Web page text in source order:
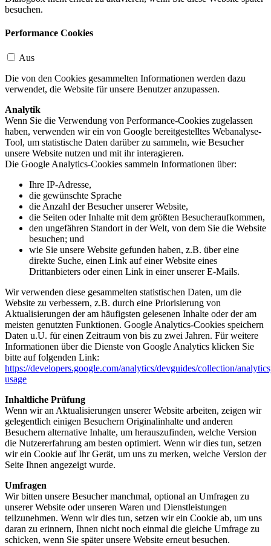
besuchen.
Performance Cookies
Aus
Die von den Cookies gesammelten Informationen werden dazu
verwendet, die Website für unsere Benutzer anzupassen.
Analytik
Wenn Sie die Verwendung von Performance-Cookies zugelassen
haben, verwenden wir ein von Google bereitgestelltes Webanalyse-
Tool, um statistische Daten darüber zu sammeln, wie Besucher
unsere Website nutzen und mit ihr interagieren.
Die Google Analytics-Cookies sammeln Informationen über:
Ihre IP-Adresse,
die gewünschte Sprache
die Anzahl der Besucher unserer Website,
die Seiten oder Inhalte mit dem größten Besucheraufkommen,
den ungefähren Standort in der Welt, von dem Sie die Website
besuchen; und
wie Sie unsere Website gefunden haben, z.B. über eine
direkte Suche, einen Link auf einer Website eines
Drittanbieters oder einen Link in einer unserer E-Mails.
Wir verwenden diese gesammelten statistischen Daten, um die
Website zu verbessern, z.B. durch eine Priorisierung von
Aktualisierungen der am häufigsten gelesenen Inhalte oder der am
meisten genutzten Funktionen. Google Analytics-Cookies speichern
Daten u.U. für einen Zeitraum von bis zu zwei Jahren. Für weitere
Informationen über die Dienste von Google Analytics klicken Sie
bitte auf folgenden Link:
https://developers.google.com/analytics/devguides/collection/
usage
Inhaltliche Prüfung
Wenn wir an Aktualisierungen unserer Website arbeiten, zeigen wir
gelegentlich einigen Besuchern Originalinhalte und anderen
Besuchern alternative Inhalte, um herauszufinden, welche Version
die Nutzererfahrung am besten optimiert. Wenn wir dies tun, setzen
wir ein Cookie auf Ihr Gerät, um uns zu merken, welche Version der
Seite Ihnen angezeigt wurde.
Umfragen
Wir bitten unsere Besucher manchmal, optional an Umfragen zu
unserer Website oder unseren Waren und Dienstleistungen
teilzunehmen. Wenn wir dies tun, setzen wir ein Cookie ab, um uns
daran zu erinnern, Ihnen nicht noch einmal die gleiche Umfrage zu
schicken, wenn Sie später unsere Website erneut besuchen.